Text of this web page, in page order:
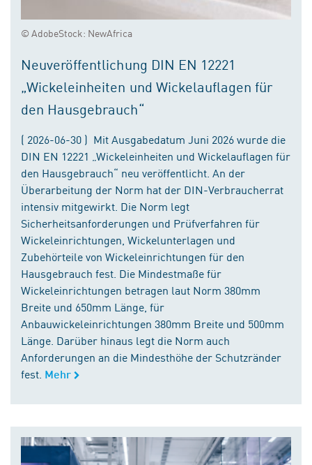
© AdobeStock: NewAfrica
Neuveröffentlichung DIN EN 12221
„Wickeleinheiten und Wickelauflagen für
den Hausgebrauch“
( 2026-06-30 ) Mit Ausgabedatum Juni 2026 wurde die
DIN EN 12221 „Wickeleinheiten und Wickelauflagen für
den Hausgebrauch“ neu veröffentlicht. An der
Überarbeitung der Norm hat der DIN-Verbraucherrat
intensiv mitgewirkt. Die Norm legt
Sicherheitsanforderungen und Prüfverfahren für
Wickeleinrichtungen, Wickelunterlagen und
Zubehörteile von Wickeleinrichtungen für den
Hausgebrauch fest. Die Mindestmaße für
Wickeleinrichtungen betragen laut Norm 380mm
Breite und 650mm Länge, für
Anbauwickeleinrichtungen 380mm Breite und 500mm
Länge. Darüber hinaus legt die Norm auch
Anforderungen an die Mindesthöhe der Schutzränder
fest. Mehr